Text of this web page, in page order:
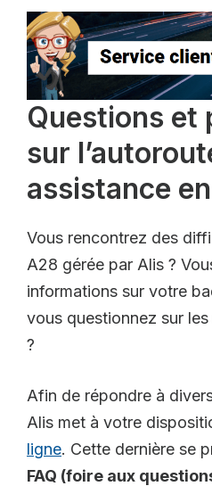
Questions et
sur
assistance
Vous rencontrez des
A28 gérée par Alis ?
informations sur votre
vous questionnez sur
?
Afin de répondre à
Alis met à votre
ligne. Cette dernière se
FAQ (foire aux